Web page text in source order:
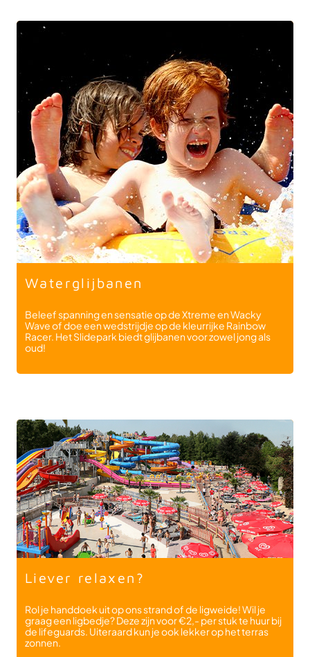
Waterglijbanen
Beleef spanning en sensatie op de Xtreme en Wacky
Wave of doe een wedstrijdje op de kleurrijke Rainbow
Racer. Het Slidepark biedt glijbanen voor zowel jong als
oud!
Liever relaxen?
Rol je handdoek uit op ons strand of de ligweide! Wil je
graag een ligbedje? Deze zijn voor €2,- per stuk te huur bij
de lifeguards. Uiteraard kun je ook lekker op het terras
zonnen.